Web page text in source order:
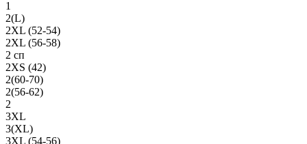
1
2(L)
2XL (52-54)
2XL (56-58)
2 сп
2XS (42)
2(60-70)
2(56-62)
2
3XL
3(XL)
3XL (54-56)